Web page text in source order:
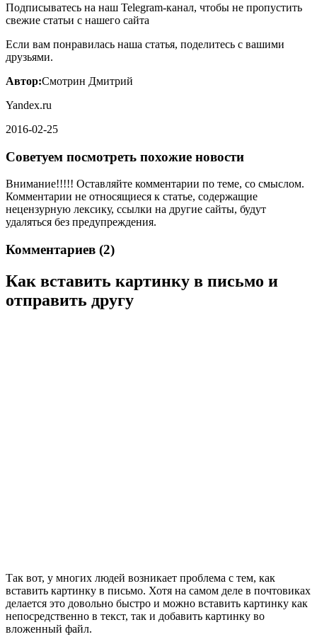
Подписыватесь на наш Telegram-канал, чтобы не пропустить
свежие статьи с нашего сайта
Если вам понравилась наша статья, поделитесь с вашими
друзьями.
Автор:Смотрин Дмитрий
Yandex.ru
2016-02-25
Советуем посмотреть похожие новости
Внимание!!!!! Оставляйте комментарии по теме, со смыслом.
Комментарии не относящиеся к статье, содержащие
нецензурную лексику, ссылки на другие сайты, будут
удаляться без предупреждения.
Комментариев (2)
Как вставить картинку в письмо и
отправить другу
Так вот, у многих людей возникает проблема с тем, как
вставить картинку в письмо. Хотя на самом деле в почтовиках
делается это довольно быстро и можно вставить картинку как
непосредственно в текст, так и добавить картинку во
вложенный файл.